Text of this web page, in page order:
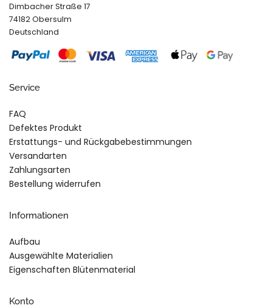
Dimbacher Straße 17
74182 Obersulm
Deutschland
Service
FAQ
Defektes Produkt
Erstattungs- und Rückgabebestimmungen
Versandarten
Zahlungsarten
Bestellung widerrufen
Informationen
Aufbau
Ausgewählte Materialien
Eigenschaften Blütenmaterial
Konto